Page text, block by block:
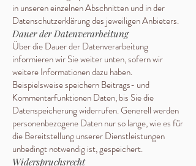
in unseren einzelnen Abschnitten und in der
Datenschutzerklärung des jeweiligen Anbieters.
Dauer der Datenverarbeitung
Über die Dauer der Datenverarbeitung
informieren wir Sie weiter unten, sofern wir
weitere Informationen dazu haben.
Beispielsweise speichern Beitrags- und
Kommentarfunktionen Daten, bis Sie die
Datenspeicherung widerrufen. Generell werden
personenbezogene Daten nur so lange, wie es für
die Bereitstellung unserer Dienstleistungen
unbedingt notwendig ist, gespeichert.
Widerspruchsrecht